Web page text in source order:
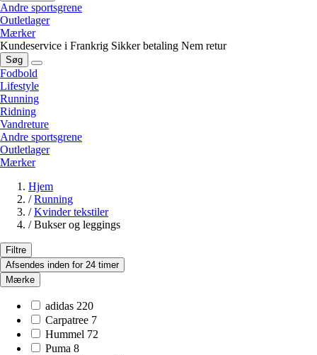
Andre sportsgrene
Outletlager
Mærker
Kundeservice i Frankrig Sikker betaling Nem retur
Søg
Fodbold
Lifestyle
Running
Ridning
Vandreture
Andre sportsgrene
Outletlager
Mærker
Hjem
/ Running
/ Kvinder tekstiler
/ Bukser og leggings
Filtre
Afsendes inden for 24 timer
Mærke
adidas 220
Carpatree 7
Hummel 72
Puma 8